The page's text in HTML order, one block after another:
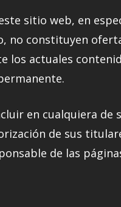
sitio web, en
no constituyen
los actuales
en cualquiera
de sus
de las